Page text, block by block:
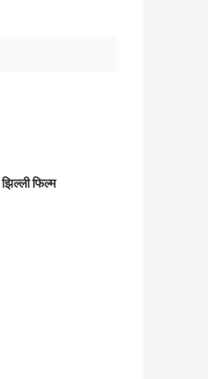
फिल्म